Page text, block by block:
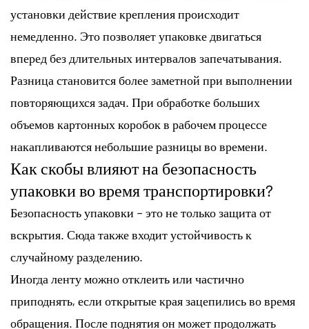
установки действие крепления происходит
немедленно. Это позволяет упаковке двигаться
вперед без длительных интервалов запечатывания.
Разница становится более заметной при выполнении
повторяющихся задач. При обработке больших
объемов картонных коробок в рабочем процессе
накапливаются небольшие разницы во времени.
Как скобы влияют на безопасность
упаковки во время транспортировки?
Безопасность упаковки – это не только защита от
вскрытия. Сюда также входит устойчивость к
случайному разделению.
Иногда ленту можно отклеить или частично
приподнять, если открытые края зацепились во время
обращения. После поднятия он может продолжать